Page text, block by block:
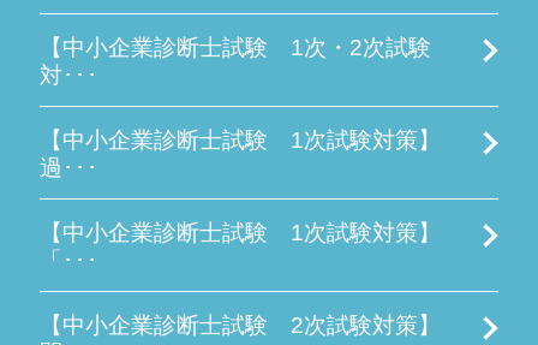
【中小企業診断士試験 1次・2次試験
対･･･
【中小企業診断士試験 1次試験対策】
過･･･
【中小企業診断士試験 1次試験対策】
「･･･
【中小企業診断士試験 2次試験対策】